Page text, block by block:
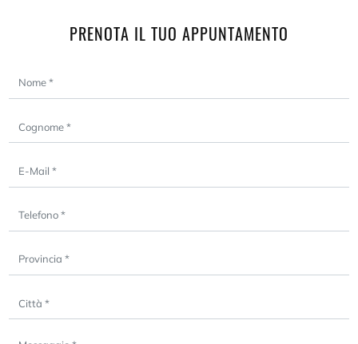
PRENOTA IL TUO APPUNTAMENTO